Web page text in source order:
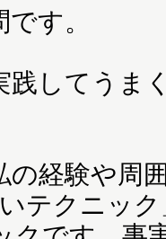
す。
してうま
経験や周
テクニッ